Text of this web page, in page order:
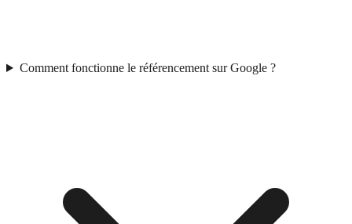
Comment fonctionne le référencement sur Google ?